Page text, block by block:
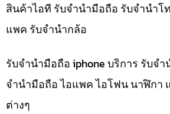
สินค้าไอที รับจำนำมือถือ รับจำนำโ
แพค รับจำนำกล้อ
รับจำนำมือถือ iphone บริการ รับจ
จำนำมือถือ ไอแพค ไอโฟน นาฬิกา
ต่างๆ